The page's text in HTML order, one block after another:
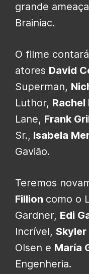
grande
Brainiac.
O filme
atores David
Superman,
Luthor, Rachel
Lane, Frank
Sr., Isabela
Gavião.
Teremos
Fillion como o
Gardner, Edi
Incrível, Skyler
Olsen e María
Engenheria.